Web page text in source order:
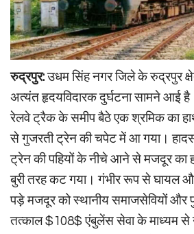
रुद्रपुर:उधम सिंह नगर जिले के रुद्रपुर
अत्यंत हृदयविदारक दुर्घटना सामने आई
रेलवे ट्रैक के समीप बैठे एक श्रमिक का
से गुजरती ट्रेन की चपेट में आ गया।
ट्रेन की पहियों के नीचे आने से मजदूर का
बुरी तरह कट गया। गंभीर रूप से घायल
पड़े मजदूर को स्थानीय समाजसेवियों और
तत्काल$108$ एंबुलेंस सेवा के माध्यम से